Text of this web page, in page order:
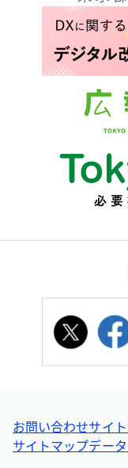
お問い合わせサイ
サイトマップデー